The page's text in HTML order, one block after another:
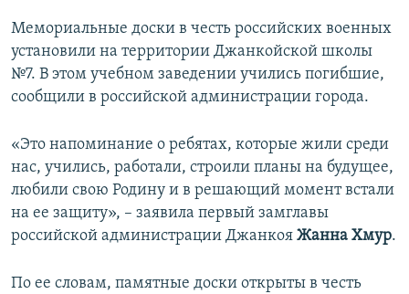
Мемориальные доски в честь российских военных
установили на территории Джанкойской школы
№7. В этом учебном заведении учились погибшие,
сообщили в российской администрации города.
«Это напоминание о ребятах, которые жили среди
нас, учились, работали, строили планы на будущее,
любили свою Родину и в решающий момент встали
на ее защиту», – заявила первый замглавы
российской администрации Джанкоя Жанна Хмур.
По ее словам, памятные доски открыты в честь